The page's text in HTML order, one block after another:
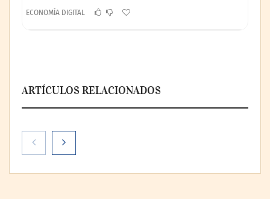
ECONOMÍA DIGITAL
ARTÍCULOS RELACIONADOS